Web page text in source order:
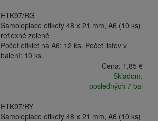
ETK97/RG
Samolepiace etikety 48 x 21 mm, A6 (10 ks)
reflexné zelené
Počet etikiet na A6: 12 ks. Počet listov v
balení: 10 ks.
Cena: 1,85 €
Skladom:
posledných 7 bal
ETK97/RY
Samolepiace etikety 48 x 21 mm, A6 (10 ks)